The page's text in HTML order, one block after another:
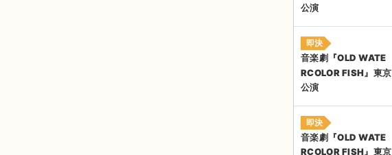
公演
即決
音楽劇『OLD WATE
RCOLOR FISH』東京
公演
即決
音楽劇『OLD WATE
RCOLOR FISH』東京